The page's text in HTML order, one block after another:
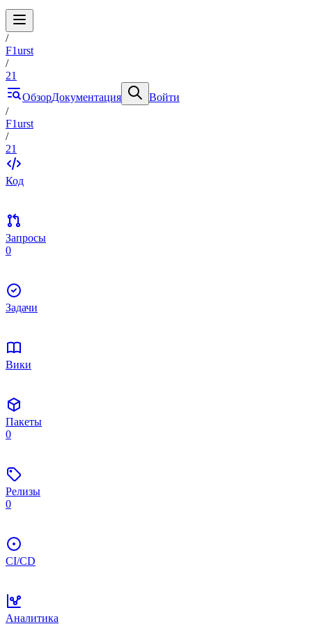
/
F1urst
/
21
ОбзорДокументация
Войти
/
F1urst
/
21
Код
Запросы
0
Задачи
Вики
Пакеты
0
Релизы
0
CI/CD
Аналитика